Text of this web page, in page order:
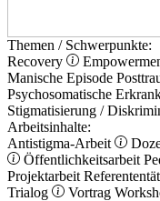
Themen / Schwerpunkte:
Recovery
Manische Episode
Psychosomatische
Stigmatisierung /
Arbeitsinhalte:
Antistigma-Arbeit
Öffentlichkeitsarbeit
Projektarbeit
Trialog
Vortrag